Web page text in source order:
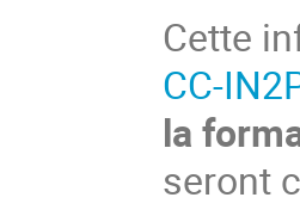
Cette
CC-
la
seront